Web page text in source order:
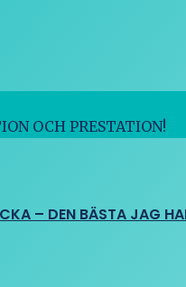
OCH PRESTATION!
– DEN BÄSTA JAG